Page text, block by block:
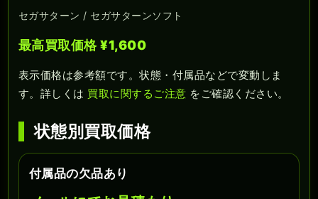
セガサターン / セガサターンソフト
最高買取価格 ¥1,600
表示価格は参考額です。状態・付属品などで変動しま
す。詳しくは 買取に関するご注意 をご確認ください。
状態別買取価格
付属品の欠品あり